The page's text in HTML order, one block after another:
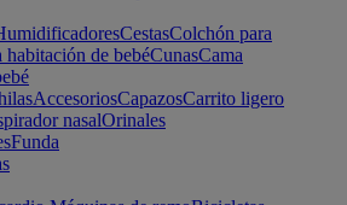
CestasColchón para
habitación de bebéCunasCama
AccesoriosCapazosCarrito ligero
nasalOrinales
Funda